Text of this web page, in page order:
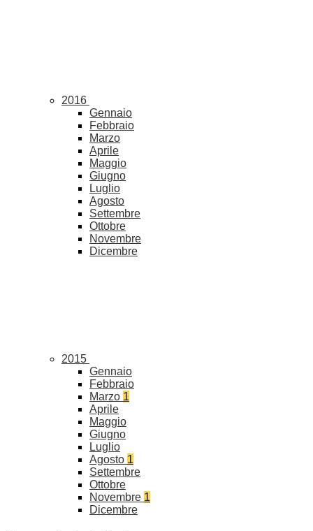
2016
Gennaio
Febbraio
Marzo
Aprile
Maggio
Giugno
Luglio
Agosto
Settembre
Ottobre
Novembre
Dicembre
2015
Gennaio
Febbraio
Marzo 1
Aprile
Maggio
Giugno
Luglio
Agosto 1
Settembre
Ottobre
Novembre 1
Dicembre